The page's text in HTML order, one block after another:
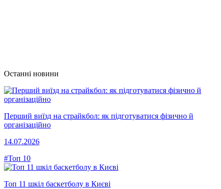
Останні новини
Перший виїзд на страйкбол: як підготуватися фізично й
організаційно
14.07.2026
#Топ 10
Топ 11 шкіл баскетболу в Києві